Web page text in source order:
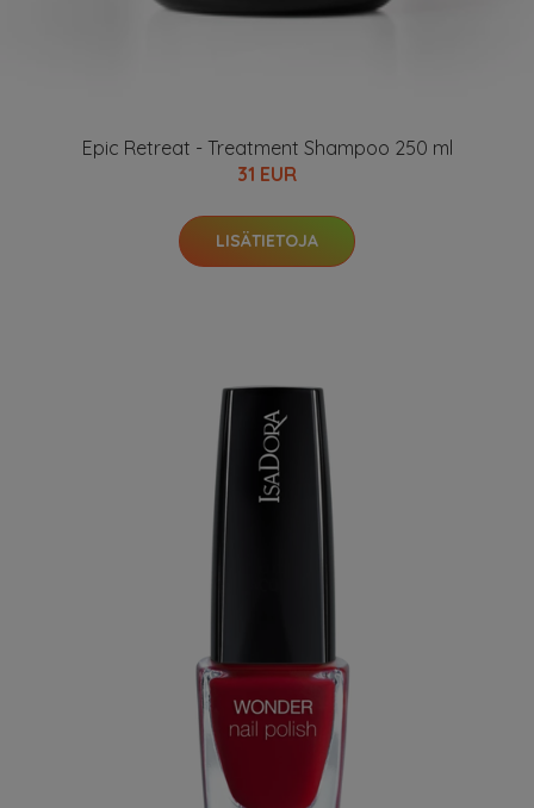
Epic Retreat - Treatment Shampoo 250 ml
31 EUR
LISÄTIETOJA